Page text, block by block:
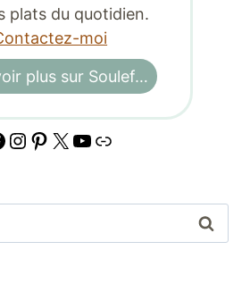
plats du quotidien.
moi
plus sur Soulef…
Instagram
Pinterest
X YouTube
Lien